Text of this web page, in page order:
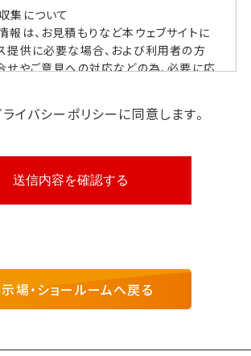
集について
報は、お見積もりなど本ウェブサイトに
提供に必要な場合、および利用者の方
せやご意見への対応などの為、必要に応
用について
用し、お客様の同意なく利用目的以外
はありません。
供について
ある場合。
報に関する機密保持契約を締結してい
社に対して、業務の達成に必要な範囲
タとして、お客様個人を識別できない状
イバシーポリシーに同意します。
場・ショールームへ戻る